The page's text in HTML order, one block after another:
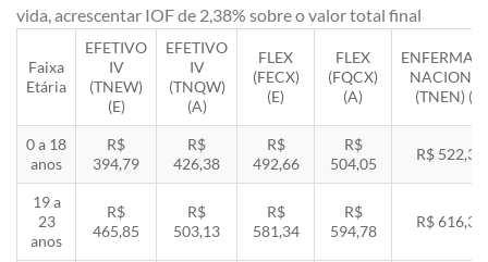
vida, acrescentar IOF de 2,38% sobre o valor total final
Faixa
Etária
EFETIVO
IV
(TNEW)
(E)
EFETIVO
IV
(TNQW)
(A)
FLEX
(FECX)
(E)
FLEX
(FQCX)
(A)
(TNEN) (E)
0 a 18
anos
R$
394,79
R$
426,38
R$
492,66
R$
504,05
R$ 522,33
19 a
23
anos
R$
465,85
R$
503,13
R$
581,34
R$
594,78
R$ 616,35